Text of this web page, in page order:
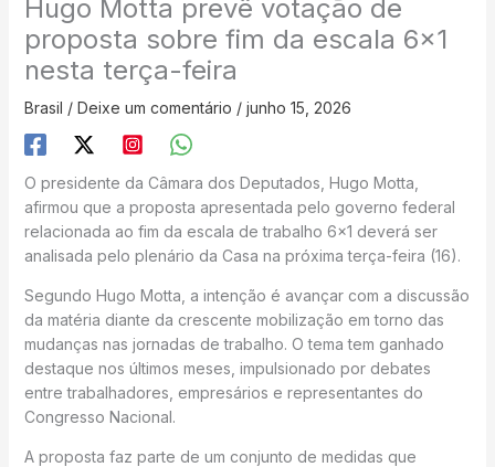
Hugo Motta prevê votação de
proposta sobre fim da escala 6×1
nesta terça-feira
Brasil / Deixe um comentário / junho 15, 2026
O presidente da Câmara dos Deputados, Hugo Motta,
afirmou que a proposta apresentada pelo governo federal
relacionada ao fim da escala de trabalho 6×1 deverá ser
analisada pelo plenário da Casa na próxima terça-feira (16).
Segundo Hugo Motta, a intenção é avançar com a discussão
da matéria diante da crescente mobilização em torno das
mudanças nas jornadas de trabalho. O tema tem ganhado
destaque nos últimos meses, impulsionado por debates
entre trabalhadores, empresários e representantes do
Congresso Nacional.
A proposta faz parte de um conjunto de medidas que